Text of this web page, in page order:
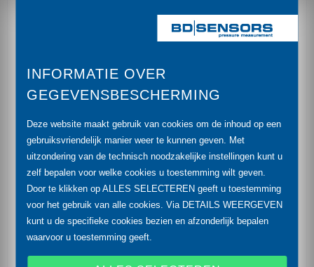
accuracy: 0.35 % (opt. 0.25 %) FSO
pure ceramic sensor
especially for tank level measurement of viscous
and aggressive media
housing material PP-HT or PVDF
diaphragm ceramics Al2O3 (99.9 %)
INFORMATIE OVER
GEGEVENSBESCHERMING
Deze website maakt gebruik van cookies om de inhoud op een
gebruiksvriendelijk manier weer te kunnen geven. Met
uitzondering van de technisch noodzakelijke instellingen kunt u
zelf bepalen voor welke cookies u toestemming wilt geven.
Door te klikken op ALLES SELECTEREN geeft u toestemming
voor het gebruik van alle cookies. Via DETAILS WEERGEVEN
kunt u de specifieke cookies bezien en afzonderlijk bepalen
waarvoor u toestemming geeft.